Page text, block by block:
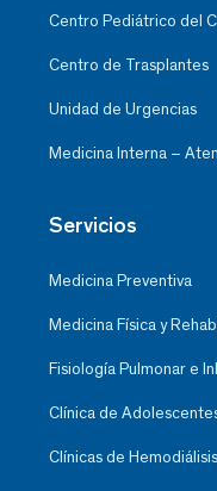
Centro Pediátrico del
Centro de Trasplantes
Unidad de Urgencias
Medicina Interna –
Servicios
Medicina Preventiva
Medicina Física y
Fisiología Pulmonar e
Clínica de
Clínicas de Hemodiálisis